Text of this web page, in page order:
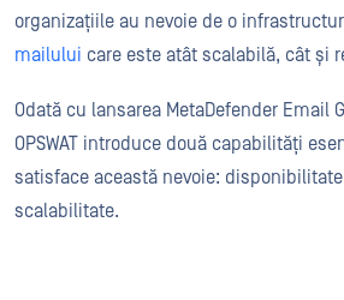
organizațiile au nevoie de o
mailului care este atât scalabilă, cât și
Odată cu lansarea MetaDefender Email
OPSWAT introduce două capabilități
satisface această nevoie:
scalabilitate.